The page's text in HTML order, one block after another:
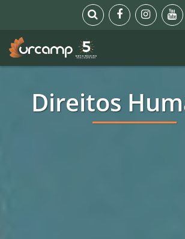
Direitos